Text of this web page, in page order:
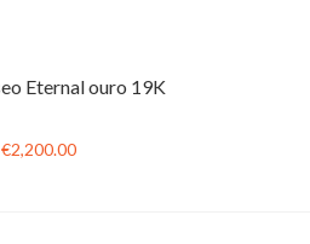
Eternal ouro 19K
€2,200.00